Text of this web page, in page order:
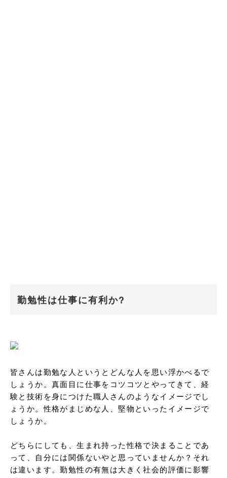
勤勉性は仕事に有利か?
皆さんは勤勉な人というとどんな人を思い浮かべるで
しょうか。真面目に仕事をコツコツとやってきて、経
験と技術を身につけた職人さんのようなイメージでし
ょうか。性格がまじめな人、堅物といったイメージで
しょうか。
どちらにしても、生まれ持った性格で決まることであ
って、自分には関係ないやと思っていませんか？それ
は違います。勤勉性の有無は大きく社会的評価に影響